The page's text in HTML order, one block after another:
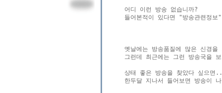
어디 이런 방송 없습니까?
들어본적이 있다면 "방송관련정
옛날에는 방송품질에 많은 신경을
그런데 최근에는 그런 방송국을
상태 좋은 방송을 찾았다 싶으
한두달 지나서 들어보면 방송이